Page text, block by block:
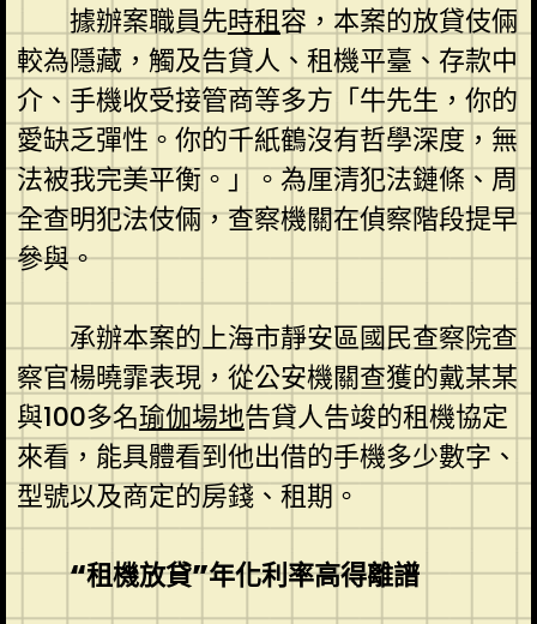
據辦案職員先時租容，本案的放貸伎倆
較為隱藏，觸及告貸人、租機平臺、存款中
介、手機收受接管商等多方「牛先生，你的
愛缺乏彈性。你的千紙鶴沒有哲學深度，無
法被我完美平衡。」。為厘清犯法鏈條、周
全查明犯法伎倆，查察機關在偵察階段提早
參與。
承辦本案的上海市靜安區國民查察院查
察官楊曉霏表現，從公安機關查獲的戴某某
與100多名瑜伽場地告貸人告竣的租機協定
來看，能具體看到他出借的手機多少數字、
型號以及商定的房錢、租期。
“租機放貸”年化利率高得離譜